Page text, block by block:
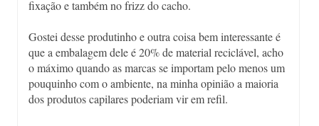
fixação e também no frizz do cacho.
Gostei desse produtinho e outra coisa bem interessante é
que a embalagem dele é 20% de material reciclável, acho
o máximo quando as marcas se importam pelo menos um
pouquinho com o ambiente, na minha opinião a maioria
dos produtos capilares poderiam vir em refil.